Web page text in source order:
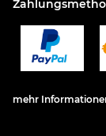
mehr